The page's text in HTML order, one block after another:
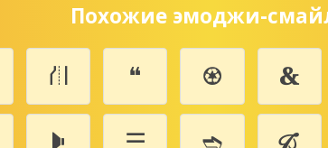
Похожие эмоджи-
⛙ ❝ ♼ 🙴